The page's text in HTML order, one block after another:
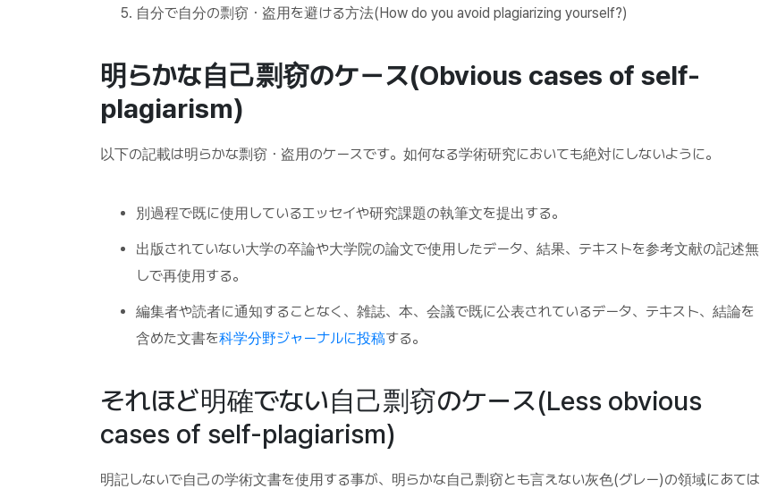
自分で自分の剽窃・盗用を避ける方法(How do you avoid plagiarizing yourself?)
明らかな自己剽窃のケース(Obvious cases of self-
plagiarism)
以下の記載は明らかな剽窃・盗用のケースです。如何なる学術研究においても絶対にしないように。
別過程で既に使用しているエッセイや研究課題の執筆文を提出する。
出版されていない大学の卒論や大学院の論文で使用したデータ、結果、テキストを参考文献の記述無
しで再使用する。
編集者や読者に通知することなく、雑誌、本、会議で既に公表されているデータ、テキスト、結論を
含めた文書を科学分野ジャーナルに投稿する。
それほど明確でない自己剽窃のケース(Less obvious
cases of self-plagiarism)
明記しないで自己の学術文書を使用する事が、明らかな自己剽窃とも言えない灰色(グレー)の領域にあては